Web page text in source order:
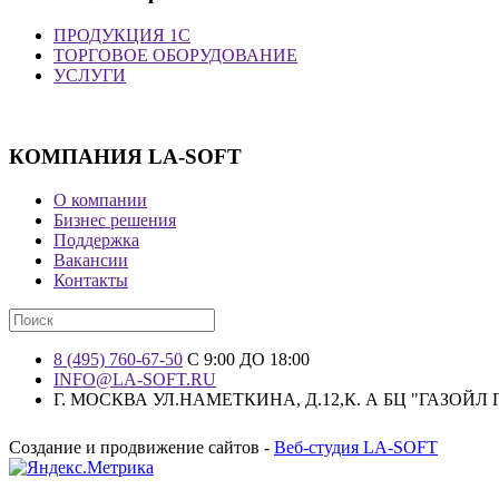
ПРОДУКЦИЯ 1С
ТОРГОВОЕ ОБОРУДОВАНИЕ
УСЛУГИ
КОМПАНИЯ LA-SOFT
О компании
Бизнес решения
Поддержка
Вакансии
Контакты
8 (495) 760-67-50 С 9:00 ДО 18:00
INFO@LA-SOFT.RU
Г. МОСКВА УЛ.НАМЕТКИНА, Д.12,К. А БЦ "ГАЗОЙЛ
Создание и продвижение сайтов - Веб-студия LA-SOFT